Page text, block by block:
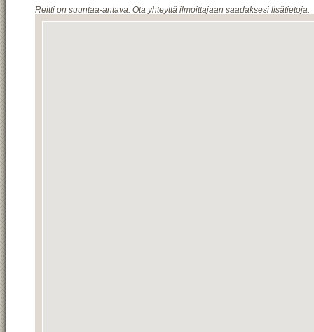
Reitti on suuntaa-antava. Ota yhteyttä ilmoittajaan saadaksesi lisätietoja.